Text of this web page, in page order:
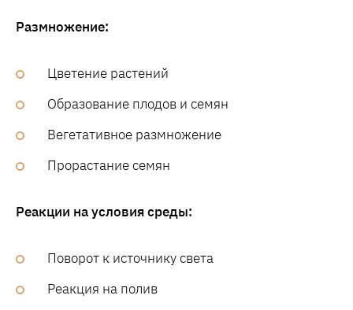
Размножение:
Цветение растений
Образование плодов и семян
Вегетативное размножение
Прорастание семян
Реакции на условия среды:
Поворот к источнику света
Реакция на полив